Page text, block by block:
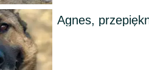
Agnes,